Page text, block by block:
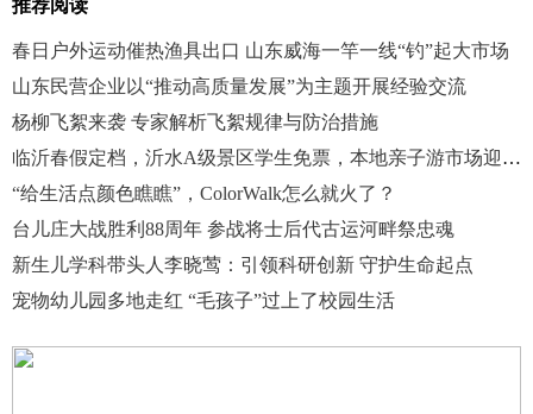
推荐阅读
春日户外运动催热渔具出口 山东威海一竿一线“钓”起大市场
山东民营企业以“推动高质量发展”为主题开展经验交流
杨柳飞絮来袭 专家解析飞絮规律与防治措施
临沂春假定档，沂水A级景区学生免票，本地亲子游市场迎高峰
“给生活点颜色瞧瞧”，ColorWalk怎么就火了？
台儿庄大战胜利88周年 参战将士后代古运河畔祭忠魂
新生儿学科带头人李晓莺：引领科研创新 守护生命起点
宠物幼儿园多地走红 “毛孩子”过上了校园生活